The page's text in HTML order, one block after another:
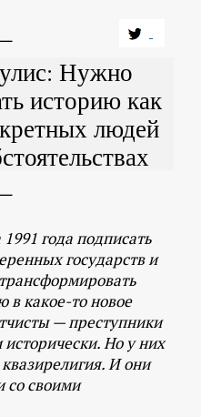
Нужно
историю как
людей
года подписать
государств и
какое-то новое
— преступники
Но у них
И они
со своими